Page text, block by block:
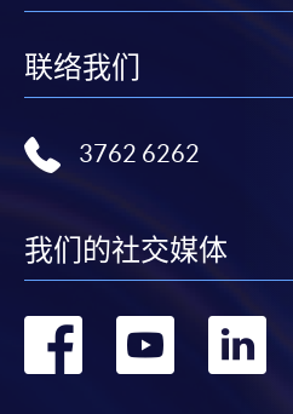
Mastercard卡」）缴付学费。
Mastercard卡持有人，如报
信用卡持有人。详情请向学院
大部份公开招生的课程（以先
别学历颁授课程提供网上报
网上使用「缴费灵」（不适用
Mastercard缴付有关课程的
付方式之外，如就读学历颁授
联络我们
3762 6262
我们的社交媒体
转
转